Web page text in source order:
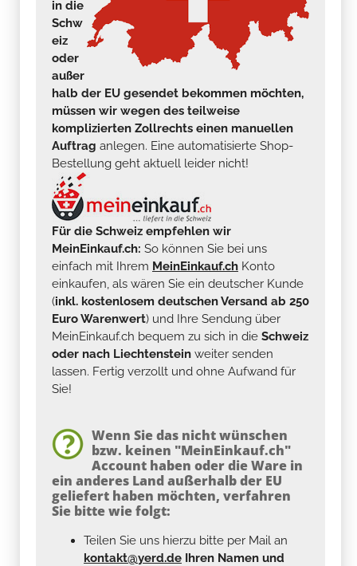
in die
Schw
eiz
oder
außer
halb der EU gesendet bekommen möchten,
müssen wir wegen des teilweise
komplizierten Zollrechts einen manuellen
Auftrag anlegen. Eine automatisierte Shop-
Bestellung geht aktuell leider nicht!
Für die Schweiz empfehlen wir
MeinEinkauf.ch: So können Sie bei uns
einfach mit Ihrem MeinEinkauf.ch Konto
einkaufen, als wären Sie ein deutscher Kunde
(inkl. kostenlosem deutschen Versand ab 250
Euro Warenwert) und Ihre Sendung über
MeinEinkauf.ch bequem zu sich in die Schweiz
oder nach Liechtenstein weiter senden
lassen. Fertig verzollt und ohne Aufwand für
Sie!
Wenn Sie das nicht wünschen
bzw. keinen "MeinEinkauf.ch"
Account haben oder die Ware in
ein anderes Land außerhalb der EU
geliefert haben möchten, verfahren
Sie bitte wie folgt:
Teilen Sie uns hierzu bitte per Mail an
kontakt@yerd.de Ihren Namen und